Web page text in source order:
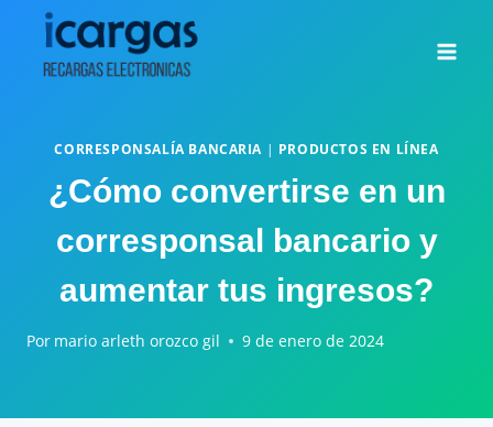
Saltar
contenido
CORRESPONSALÍA BANCARIA | PRODUCTOS EN LÍNEA
¿Cómo convertirse en un
corresponsal bancario y
aumentar tus ingresos?
Por mario arleth orozco gil 9 de enero de 2024